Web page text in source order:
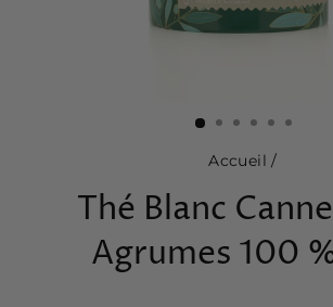
Accueil /
Thé Blanc
Agrumes 100